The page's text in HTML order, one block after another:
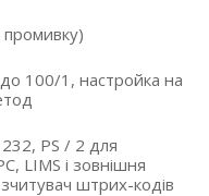
100/1, настройка на
232, PS / 2 для
LIMS і зовнішня
зчитувач штрих-кодів